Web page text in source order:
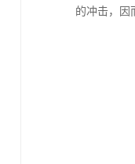
的冲击，因